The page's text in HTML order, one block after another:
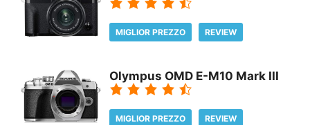
MIGLIOR PREZZO REVIEW
Olympus OMD E-M10 Mark III
MIGLIOR PREZZO REVIEW